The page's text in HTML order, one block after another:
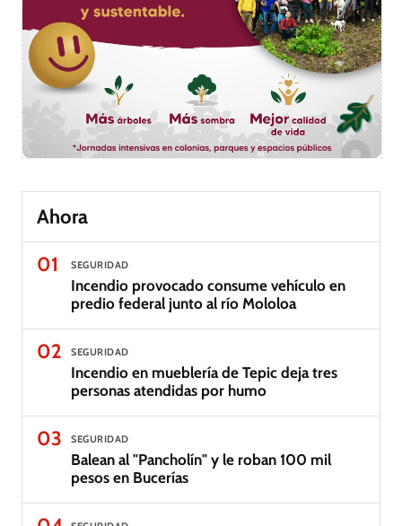
Ahora
01
SEGURIDAD
Incendio provocado consume vehículo en
predio federal junto al río Mololoa
02 SEGURIDAD
Incendio en mueblería de Tepic deja tres
personas atendidas por humo
03 SEGURIDAD
Balean al "Pancholín" y le roban 100 mil
pesos en Bucerías